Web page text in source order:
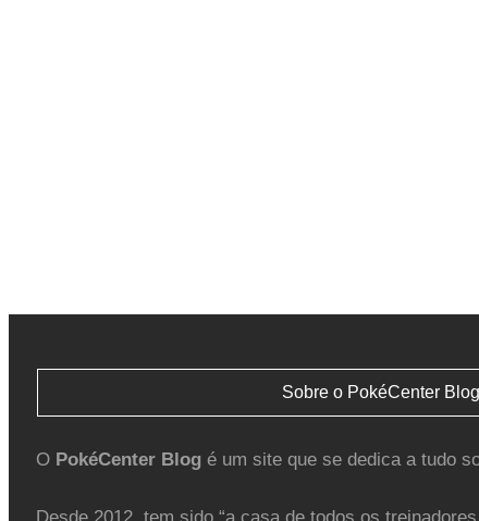
Sobre o PokéCenter Blog
O PokéCenter Blogé um site que se dedica a tudo